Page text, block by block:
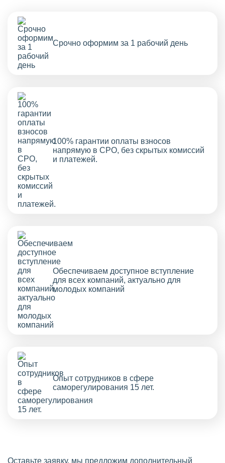
Срочно оформим за 1 рабочий день
100% гарантии оплаты взносов
напрямую в СРО, без скрытых комиссий
и платежей.
Обеспечиваем доступное вступление
для всех компаний, актуально для
молодых компаний
Опыт сотрудников в сфере
саморегулирования 15 лет.
Оставьте заявку, мы предложим дополнительный